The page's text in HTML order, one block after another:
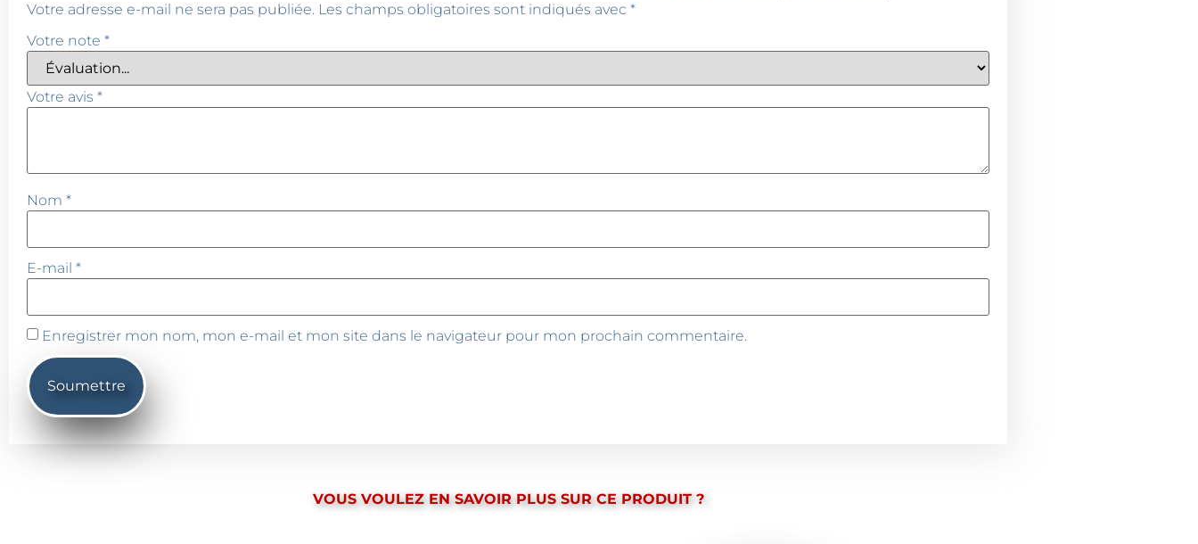
Votre adresse e-mail ne sera pas publiée. Les champs obligatoires sont indiqués avec *
Votre note *
Votre avis *
Nom *
E-mail *
Enregistrer mon nom, mon e-mail et mon site dans le navigateur pour mon prochain commentaire.
VOUS VOULEZ EN SAVOIR PLUS SUR CE PRODUIT ?